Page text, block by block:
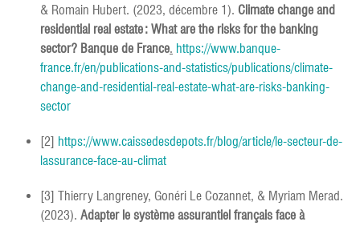
& Romain Hubert. (2023, décembre 1). Climate change and
residential real estate : What are the risks for the banking
sector? Banque de France. https://www.banque-
france.fr/en/publications-and-statistics/publications/climate-
change-and-residential-real-estate-what-are-risks-banking-
sector
[2] https://www.caissedesdepots.fr/blog/article/le-secteur-de-
lassurance-face-au-climat
[3] Thierry Langreney, Gonéri Le Cozannet, & Myriam Merad.
(2023). Adapter le système assurantiel français face à